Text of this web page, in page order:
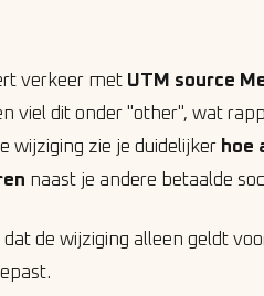
verkeer met UTM source
viel dit onder "other", wat
wijziging zie je duidelijker hoe
naast je andere betaalde
de wijziging alleen geldt